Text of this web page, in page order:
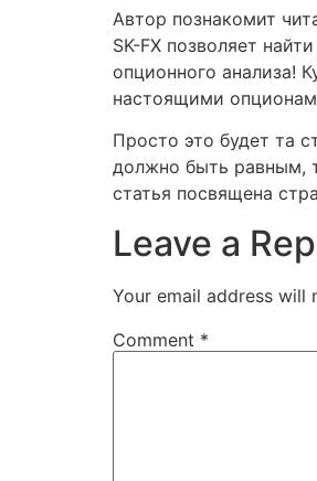
Автор познакомит
SK-FX позволяет
опционного анализа!
настоящими
Просто это будет та
должно быть равным,
статья посвящена
Leave a
Your email address will
Comment *